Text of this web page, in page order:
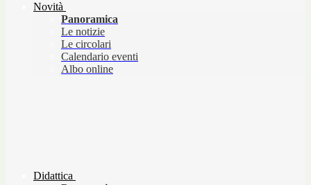
Novità
Panoramica
Le notizie
Le circolari
Calendario eventi
Albo online
Didattica